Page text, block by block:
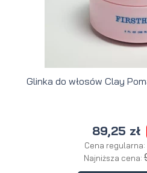
Glinka do włosów Clay
89,25 zł
Cena regularna:
Najniższa cena: